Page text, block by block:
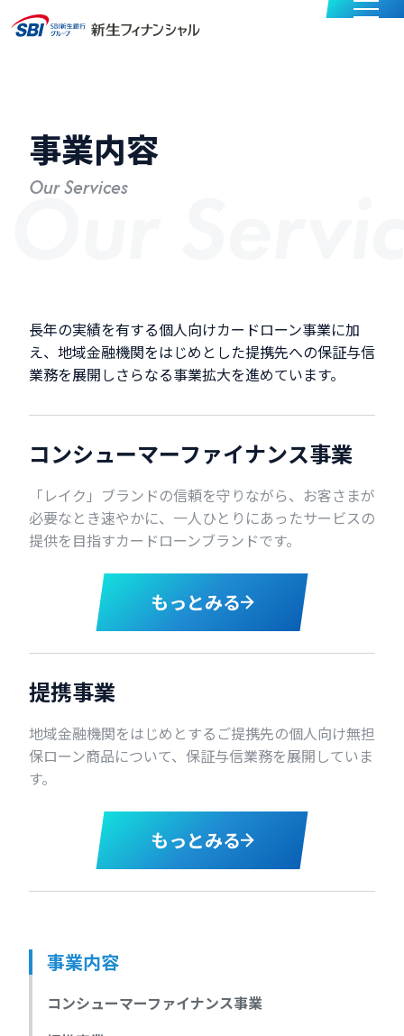
メニュー
事業内容
Our Services
長年の実績を有する個人向けカードローン事業に加
え、地域金融機関をはじめとした提携先への保証与信
業務を展開しさらなる事業拡大を進めています。
コンシューマーファイナンス事業
「レイク」ブランドの信頼を守りながら、お客さまが
必要なとき速やかに、一人ひとりにあったサービスの
提供を目指すカードローンブランドです。
もっとみる
提携事業
地域金融機関をはじめとするご提携先の個人向け無担
保ローン商品について、保証与信業務を展開していま
す。
もっとみる
事業内容
コンシューマーファイナンス事業